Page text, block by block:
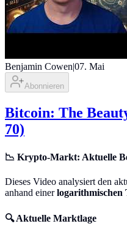
Benjamin Cowen|07. Mai
Abonnieren
Bitcoin: The
70)
📉 Krypto-Markt: Aktuelle
Dieses Video analysiert den
anhand einerlogarithmischen
🔍 Aktuelle Marktlage